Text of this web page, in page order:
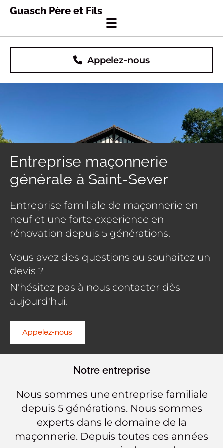
Skip to content
Guasch Père et Fils
Appelez-nous
Entreprise maçonnerie
générale à Saint-Sever
Entreprise familiale de maçonnerie en
neuf et une forte experience en
rénovation depuis 5 générations.
Vous avez des questions ou souhaitez un
devis ?
N'hésitez pas à nous contacter dès
aujourd'hui.
Appelez-nous
Notre entreprise
Nous sommes une entreprise familiale
depuis 5 générations. Nous sommes
experts dans le domaine de la
maçonnerie. Depuis toutes ces années